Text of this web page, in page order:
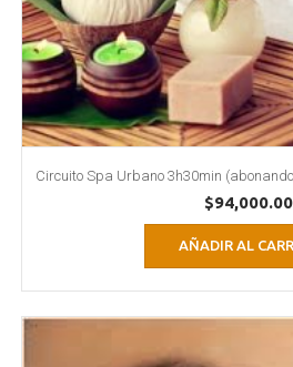
Circuito Spa Urbano 3h30min
$94,000.00
AÑADIR AL